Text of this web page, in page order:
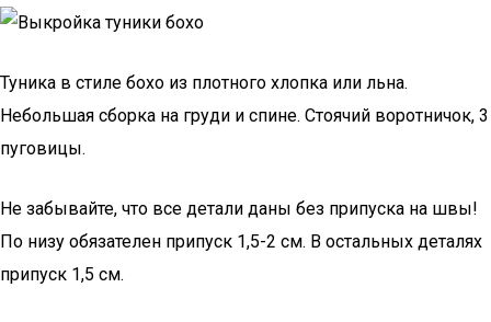
Туника в стиле бохо из плотного хлопка или льна.
Небольшая сборка на груди и спине. Стоячий воротничок, 3
пуговицы.
Не забывайте, что все детали даны без припуска на швы!
По низу обязателен припуск 1,5-2 см. В остальных деталях
припуск 1,5 см.